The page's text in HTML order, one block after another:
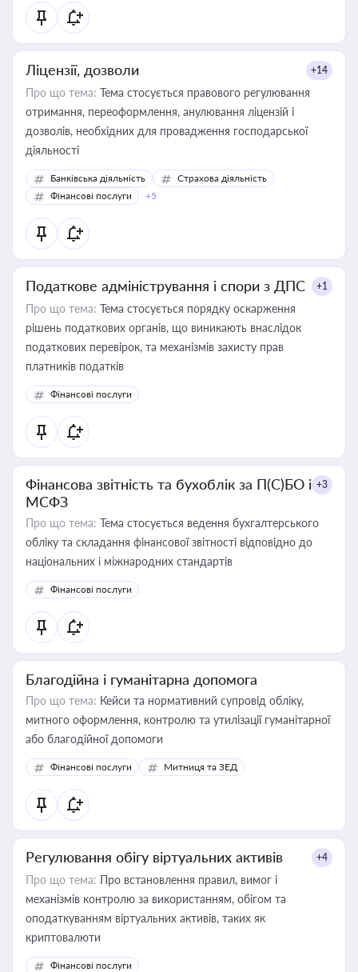
Ліцензії, дозволи +14
Про що тема: Тема стосується правового регулювання
отримання, переоформлення, анулювання ліцензій і
дозволів, необхідних для провадження господарської
діяльності
Банківська діяльність
Страхова діяльність
Фінансові послуги
+5
Податкове адміністрування і спори з ДПС +1
Про що тема: Тема стосується порядку оскарження
рішень податкових органів, що виникають внаслідок
податкових перевірок, та механізмів захисту прав
платників податків
Фінансові послуги
Фінансова звітність та бухоблік за П(С)БО і
МСФЗ
+3
Про що тема: Тема стосується ведення бухгалтерського
обліку та складання фінансової звітності відповідно до
національних і міжнародних стандартів
Фінансові послуги
Благодійна і гуманітарна допомога
Про що тема: Кейси та нормативний супровід обліку,
митного оформлення, контролю та утилізації гуманітарної
або благодійної допомоги
Фінансові послуги Митниця та ЗЕД
Регулювання обігу віртуальних активів +4
Про що тема: Про встановлення правил, вимог і
механізмів контролю за використанням, обігом та
оподаткуванням віртуальних активів, таких як
криптовалюти
Фінансові послуги